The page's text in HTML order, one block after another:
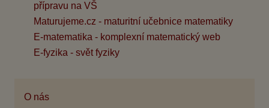
přípravu na VŠ
Maturujeme.cz - maturitní učebnice matematiky
E-matematika - komplexní matematický web
E-fyzika - svět fyziky
O nás